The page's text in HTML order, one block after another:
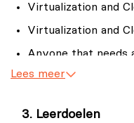
Virtualization and
Virtualization and
Anyone that needs
security in the Cloud.
Lees meer
Leerdoelen